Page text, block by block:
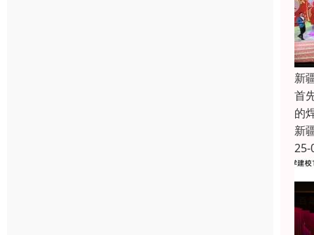
新
首
的
新
25-